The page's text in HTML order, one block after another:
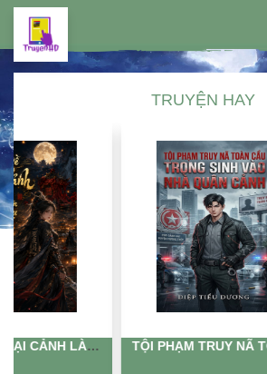
TRUYỆN HAY
TỘI PHẠM TRUY NÃ TOÀN CẦU TRỌNG SINH VÀO NHÀ QUÂN CẢNH (DỊCH)